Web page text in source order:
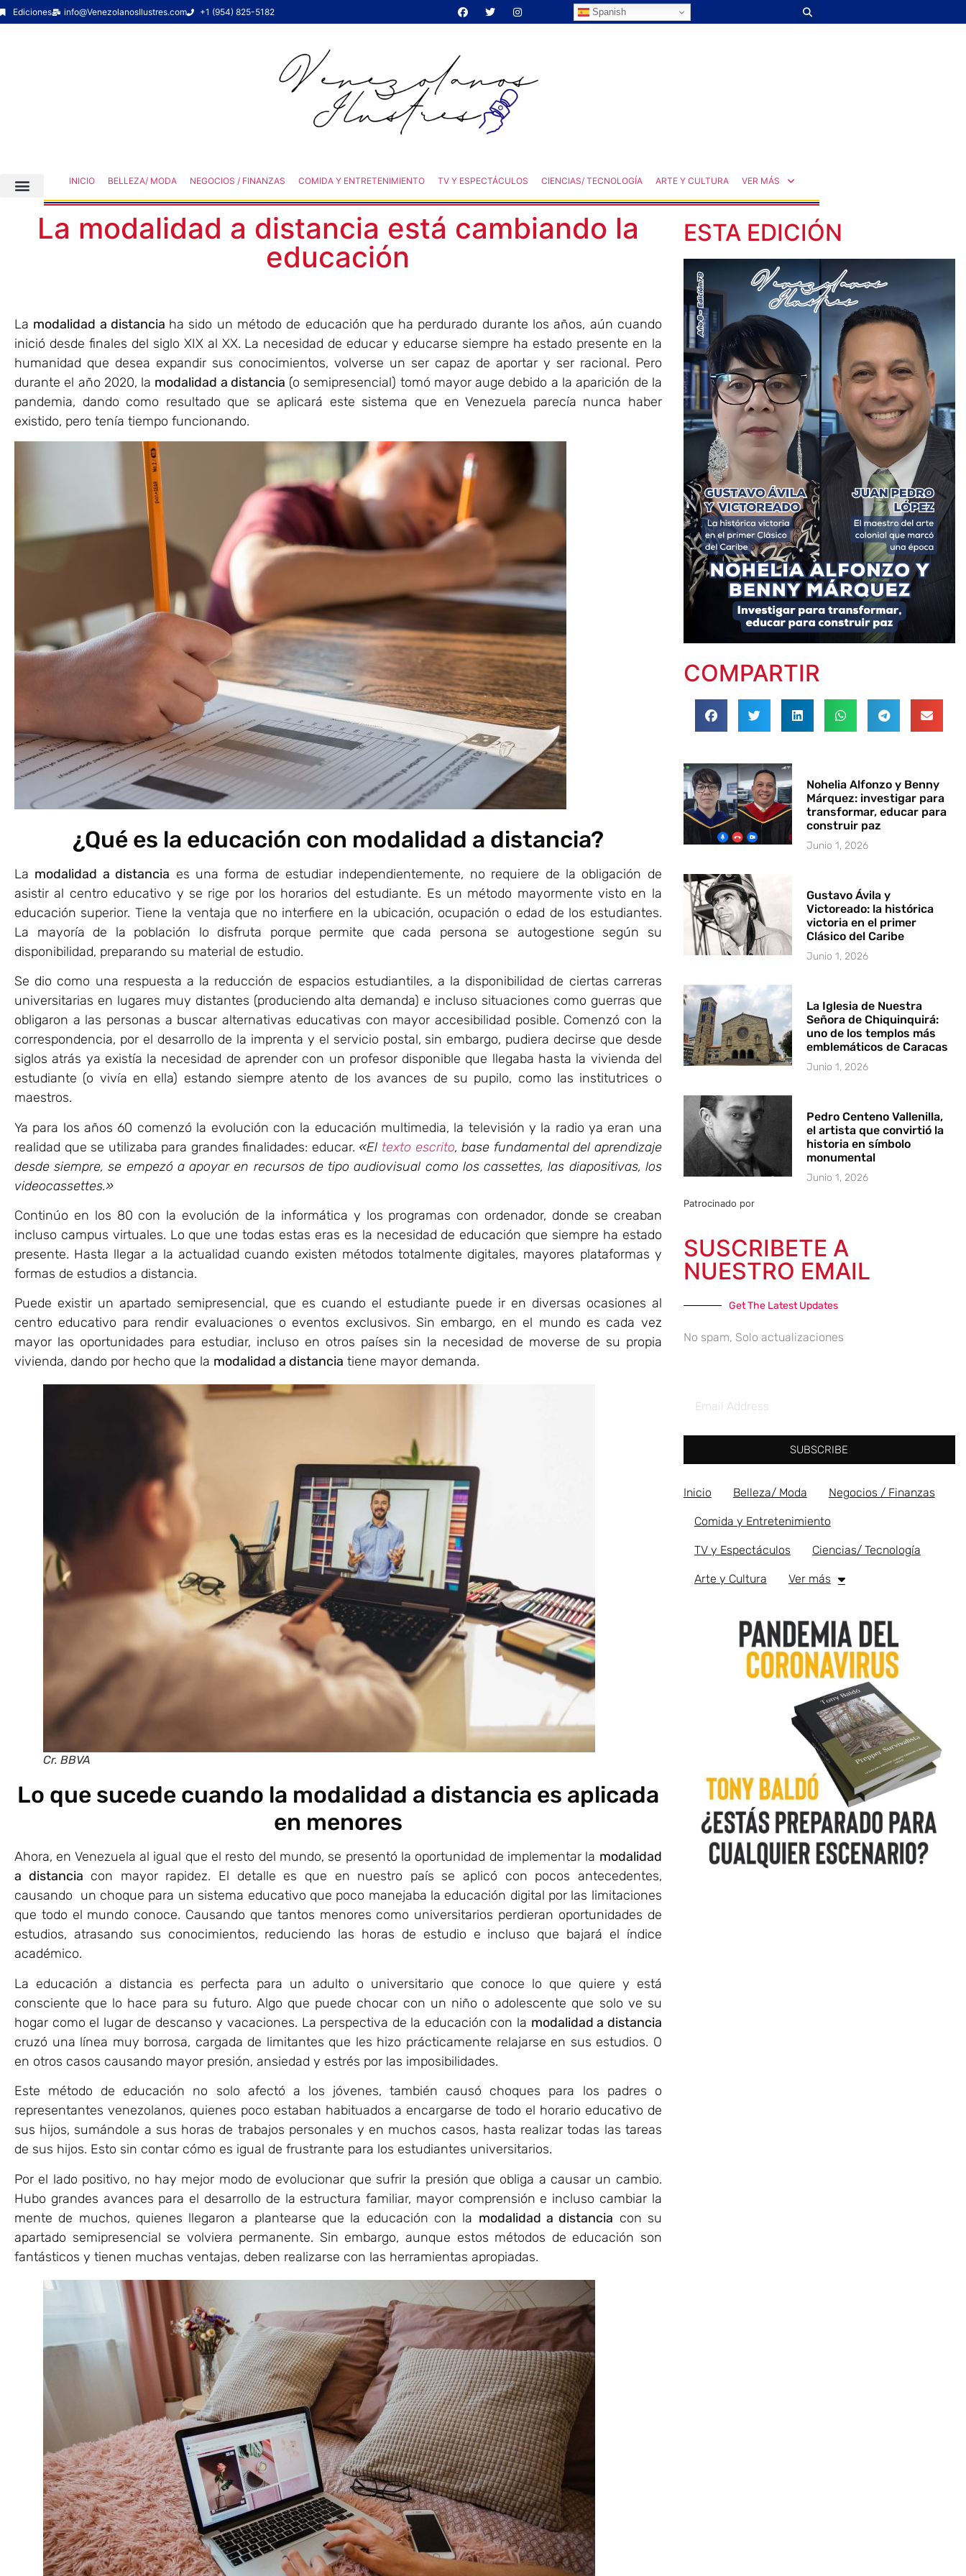
Ediciones info@VenezolanosIlustres.com +1 (954) 825-5182 Spanish
INICIO BELLEZA/ MODA NEGOCIOS / FINANZAS COMIDA Y ENTRETENIMIENTO TV Y ESPECTÁCULOS CIENCIAS/ TECNOLOGÍA ARTE Y CULTURA VER MÁS
La modalidad a distancia está cambiando la
educación
La modalidad a distancia ha sido un método de educación que ha perdurado durante los años, aún cuando
inició desde finales del siglo XIX al XX. La necesidad de educar y educarse siempre ha estado presente en la
humanidad que desea expandir sus conocimientos, volverse un ser capaz de aportar y ser racional. Pero
durante el año 2020, la modalidad a distancia (o semipresencial) tomó mayor auge debido a la aparición de la
pandemia, dando como resultado que se aplicará este sistema que en Venezuela parecía nunca haber
existido, pero tenía tiempo funcionando.
¿Qué es la educación con modalidad a distancia?
La modalidad a distancia es una forma de estudiar independientemente, no requiere de la obligación de
asistir al centro educativo y se rige por los horarios del estudiante. Es un método mayormente visto en la
educación superior. Tiene la ventaja que no interfiere en la ubicación, ocupación o edad de los estudiantes.
La mayoría de la población lo disfruta porque permite que cada persona se autogestione según su
disponibilidad, preparando su material de estudio.
Se dio como una respuesta a la reducción de espacios estudiantiles, a la disponibilidad de ciertas carreras
universitarias en lugares muy distantes (produciendo alta demanda) e incluso situaciones como guerras que
obligaron a las personas a buscar alternativas educativas con mayor accesibilidad posible. Comenzó con la
correspondencia, por el desarrollo de la imprenta y el servicio postal, sin embargo, pudiera decirse que desde
siglos atrás ya existía la necesidad de aprender con un profesor disponible que llegaba hasta la vivienda del
estudiante (o vivía en ella) estando siempre atento de los avances de su pupilo, como las institutrices o
maestros.
Ya para los años 60 comenzó la evolución con la educación multimedia, la televisión y la radio ya eran una
realidad que se utilizaba para grandes finalidades: educar. «El texto escrito, base fundamental del aprendizaje
desde siempre, se empezó a apoyar en recursos de tipo audiovisual como los cassettes, las diapositivas, los
videocassettes.»
Continúo en los 80 con la evolución de la informática y los programas con ordenador, donde se creaban
incluso campus virtuales. Lo que une todas estas eras es la necesidad de educación que siempre ha estado
presente. Hasta llegar a la actualidad cuando existen métodos totalmente digitales, mayores plataformas y
formas de estudios a distancia.
Puede existir un apartado semipresencial, que es cuando el estudiante puede ir en diversas ocasiones al
centro educativo para rendir evaluaciones o eventos exclusivos. Sin embargo, en el mundo es cada vez
mayor las oportunidades para estudiar, incluso en otros países sin la necesidad de moverse de su propia
vivienda, dando por hecho que la modalidad a distancia tiene mayor demanda.
Cr. BBVA
Lo que sucede cuando la modalidad a distancia es aplicada
en menores
Ahora, en Venezuela al igual que el resto del mundo, se presentó la oportunidad de implementar la modalidad
a distancia con mayor rapidez. El detalle es que en nuestro país se aplicó con pocos antecedentes,
causando un choque para un sistema educativo que poco manejaba la educación digital por las limitaciones
que todo el mundo conoce. Causando que tantos menores como universitarios perdieran oportunidades de
estudios, atrasando sus conocimientos, reduciendo las horas de estudio e incluso que bajará el índice
académico.
La educación a distancia es perfecta para un adulto o universitario que conoce lo que quiere y está
consciente que lo hace para su futuro. Algo que puede chocar con un niño o adolescente que solo ve su
hogar como el lugar de descanso y vacaciones. La perspectiva de la educación con la modalidad a distancia
cruzó una línea muy borrosa, cargada de limitantes que les hizo prácticamente relajarse en sus estudios. O
en otros casos causando mayor presión, ansiedad y estrés por las imposibilidades.
Este método de educación no solo afectó a los jóvenes, también causó choques para los padres o
representantes venezolanos, quienes poco estaban habituados a encargarse de todo el horario educativo de
sus hijos, sumándole a sus horas de trabajos personales y en muchos casos, hasta realizar todas las tareas
de sus hijos. Esto sin contar cómo es igual de frustrante para los estudiantes universitarios.
Por el lado positivo, no hay mejor modo de evolucionar que sufrir la presión que obliga a causar un cambio.
Hubo grandes avances para el desarrollo de la estructura familiar, mayor comprensión e incluso cambiar la
mente de muchos, quienes llegaron a plantearse que la educación con la modalidad a distancia con su
apartado semipresencial se volviera permanente. Sin embargo, aunque estos métodos de educación son
fantásticos y tienen muchas ventajas, deben realizarse con las herramientas apropiadas.
ESTA EDICIÓN
COMPARTIR
Nohelia Alfonzo y Benny
Márquez: investigar para
transformar, educar para
construir paz
Junio 1, 2026
Gustavo Ávila y
Victoreado: la histórica
victoria en el primer
Clásico del Caribe
Junio 1, 2026
La Iglesia de Nuestra
Señora de Chiquinquirá:
uno de los templos más
emblemáticos de Caracas
Junio 1, 2026
Pedro Centeno Vallenilla,
el artista que convirtió la
historia en símbolo
monumental
Junio 1, 2026
Patrocinado por
SUSCRIBETE A
NUESTRO EMAIL
Get The Latest Updates
No spam, Solo actualizaciones
SUBSCRIBE
Inicio Belleza/ Moda Negocios / Finanzas
Comida y Entretenimiento
TV y Espectáculos Ciencias/ Tecnología
Arte y Cultura Ver más